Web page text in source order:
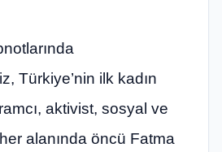
Türkiye’nin ilk kadın
aktivist, sosyal ve
alanında öncü Fatma